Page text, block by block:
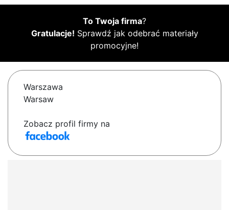
To Twoja firma?
Gratulacje! Sprawdź jak odebrać materiały
promocyjne!
Warszawa
Warsaw
Zobacz profil firmy na